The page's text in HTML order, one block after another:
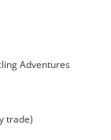
Adventures
trade)